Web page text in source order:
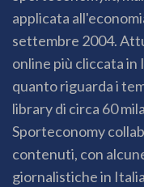
applicata
settembre 2004.
online più cliccata in
quanto riguarda i
library di circa 60
Sporteconomy
contenuti, con
giornalistiche in